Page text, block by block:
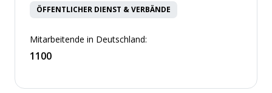
ÖFFENTLICHER DIENST & VERBÄNDE
Mitarbeitende in Deutschland:
1100